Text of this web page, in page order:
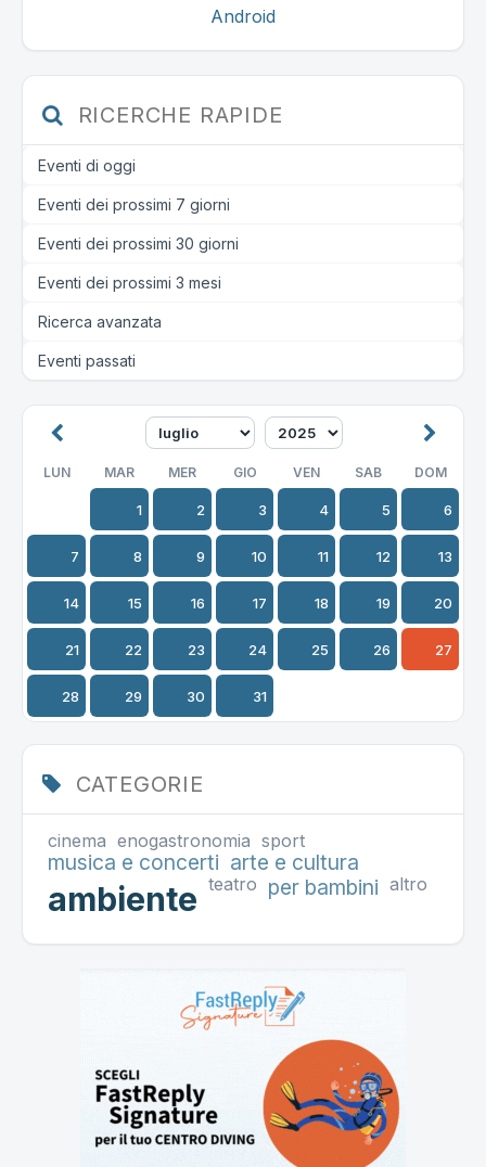
Android
RICERCHE RAPIDE
Eventi di oggi
Eventi dei prossimi 7 giorni
Eventi dei prossimi 30 giorni
Eventi dei prossimi 3 mesi
Ricerca avanzata
Eventi passati
LUN MAR MER GIO VEN SAB DOM
1 2 3 4 5 6
7 8 9 10 11 12 13
14 15 16 17 18 19 20
21 22 23 24 25 26 27
28 29 30 31
CATEGORIE
cinema enogastronomia sport
musica e concerti arte e cultura
ambiente teatro per bambini altro